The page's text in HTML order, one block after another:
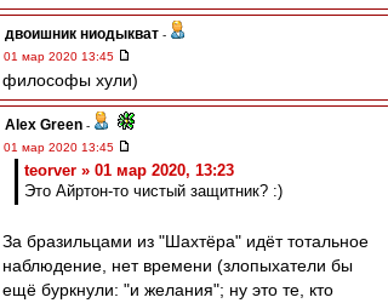
двоишник ниодыкват -
01 мар 2020 13:45
философы хули)
Alex Green -
01 мар 2020 13:45
teorver » 01 мар 2020, 13:23
Это Айртон-то чистый защитник? :)
За бразильцами из "Шахтёра" идёт тотальное
наблюдение, нет времени (злопыхатели бы
ещё буркнули: "и желания"; ну это те, кто